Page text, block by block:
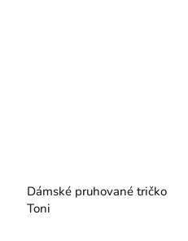
Dámské pruhované tričko
Toni